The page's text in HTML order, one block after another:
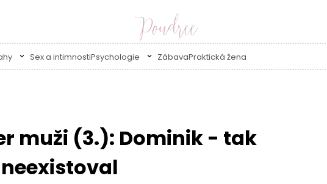
Sex a intimnostiPsychologie ZábavaPraktická žena
muži (3.): Dominik - tak